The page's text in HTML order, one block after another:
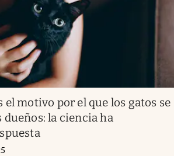
el motivo por el que los gatos se
la ciencia ha